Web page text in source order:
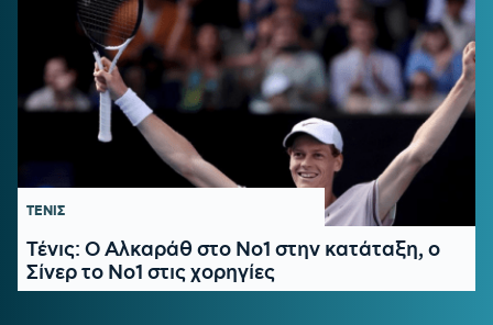
ΤΕΝΙΣ
Τένις: Ο Αλκαράθ στο Νο1 στην κατάταξη, ο
Σίνερ το Νο1 στις χορηγίες